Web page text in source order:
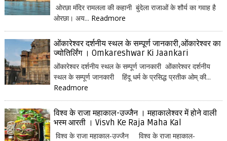
ओरछा मंदिर रामलला की कहानी बुंदेला राजाओं के शौर्य का गवाह है
ओरछा। अय... Readmore
ओंकारेश्वर दर्शनीय स्थल के सम्पूर्ण जानकारी,ओंकारेश्वर का
ज्योतिर्लिंग । Omkareshwar Ki Jaankari
ओंकारेश्वर दर्शनीय स्थल के सम्पूर्ण जानकारी ओंकारेश्वर दर्शनीय
स्थल के सम्पूर्ण जानकारी हिंदू धर्म के प्रसिद्ध प्रतीक ओम् की...
Readmore
विश्व के राजा महाकाल-उज्जैन । महाकालेश्वर में होने वाली
भस्म आरती । Visvh Ke Raja Maha Kal
विश्व के राजा महाकाल-उज्जैन विश्व के राजा महाकाल-